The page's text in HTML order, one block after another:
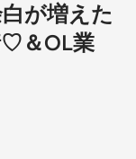
が増えた
＆OL業